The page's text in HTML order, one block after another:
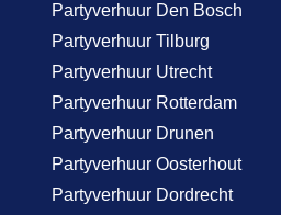
Partyverhuur Den Bosch
Partyverhuur Tilburg
Partyverhuur Utrecht
Partyverhuur Rotterdam
Partyverhuur Drunen
Partyverhuur Oosterhout
Partyverhuur Dordrecht